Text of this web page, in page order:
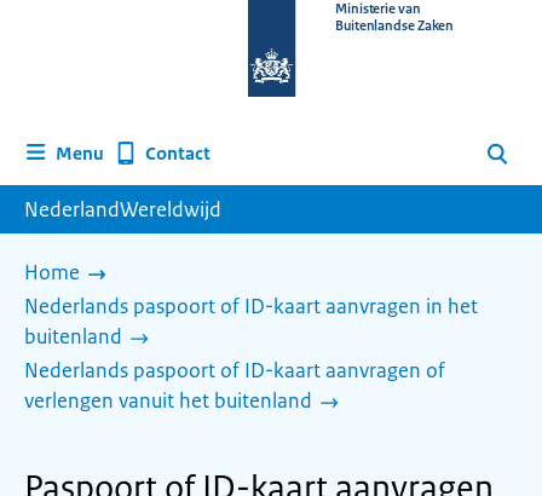
homepage
Ministerie van
Buitenlandse Zaken
Menu Contact Zoeken
NederlandWereldwijd
Home
Nederlands paspoort of ID-kaart aanvragen in het
buitenland
Nederlands paspoort of ID-kaart aanvragen of
verlengen vanuit het buitenland